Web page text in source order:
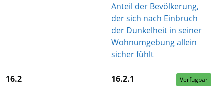
Anteil der Bevölkerung,
der sich nach Einbruch
der Dunkelheit in seiner
Wohnumgebung allein
sicher fühlt
16.2
16.2.1 Verfügbar